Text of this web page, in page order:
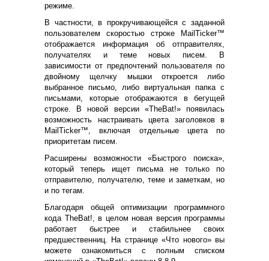
режиме.
В частности, в прокручивающейся с заданной
пользователем скоростью строке MailTicker™
отображается информация об отправителях,
получателях и теме новых писем. В
зависимости от предпочтений пользователя по
двойному щелчку мышки откроется либо
выбранное письмо, либо виртуальная папка с
письмами, которые отображаются в бегущей
строке. В новой версии «TheBat!» появилась
возможность настраивать цвета заголовков в
MailTicker™, включая отдельные цвета по
приоритетам писем.
Расширены возможности «Быстрого поиска»,
который теперь ищет письма не только по
отправителю, получателю, теме и заметкам, но
и по тегам.
Благодаря общей оптимизации программного
кода TheBat!, в целом новая версия программы
работает быстрее и стабильнее своих
предшественниц. На странице«Что нового»вы
можете ознакомиться с полным списком